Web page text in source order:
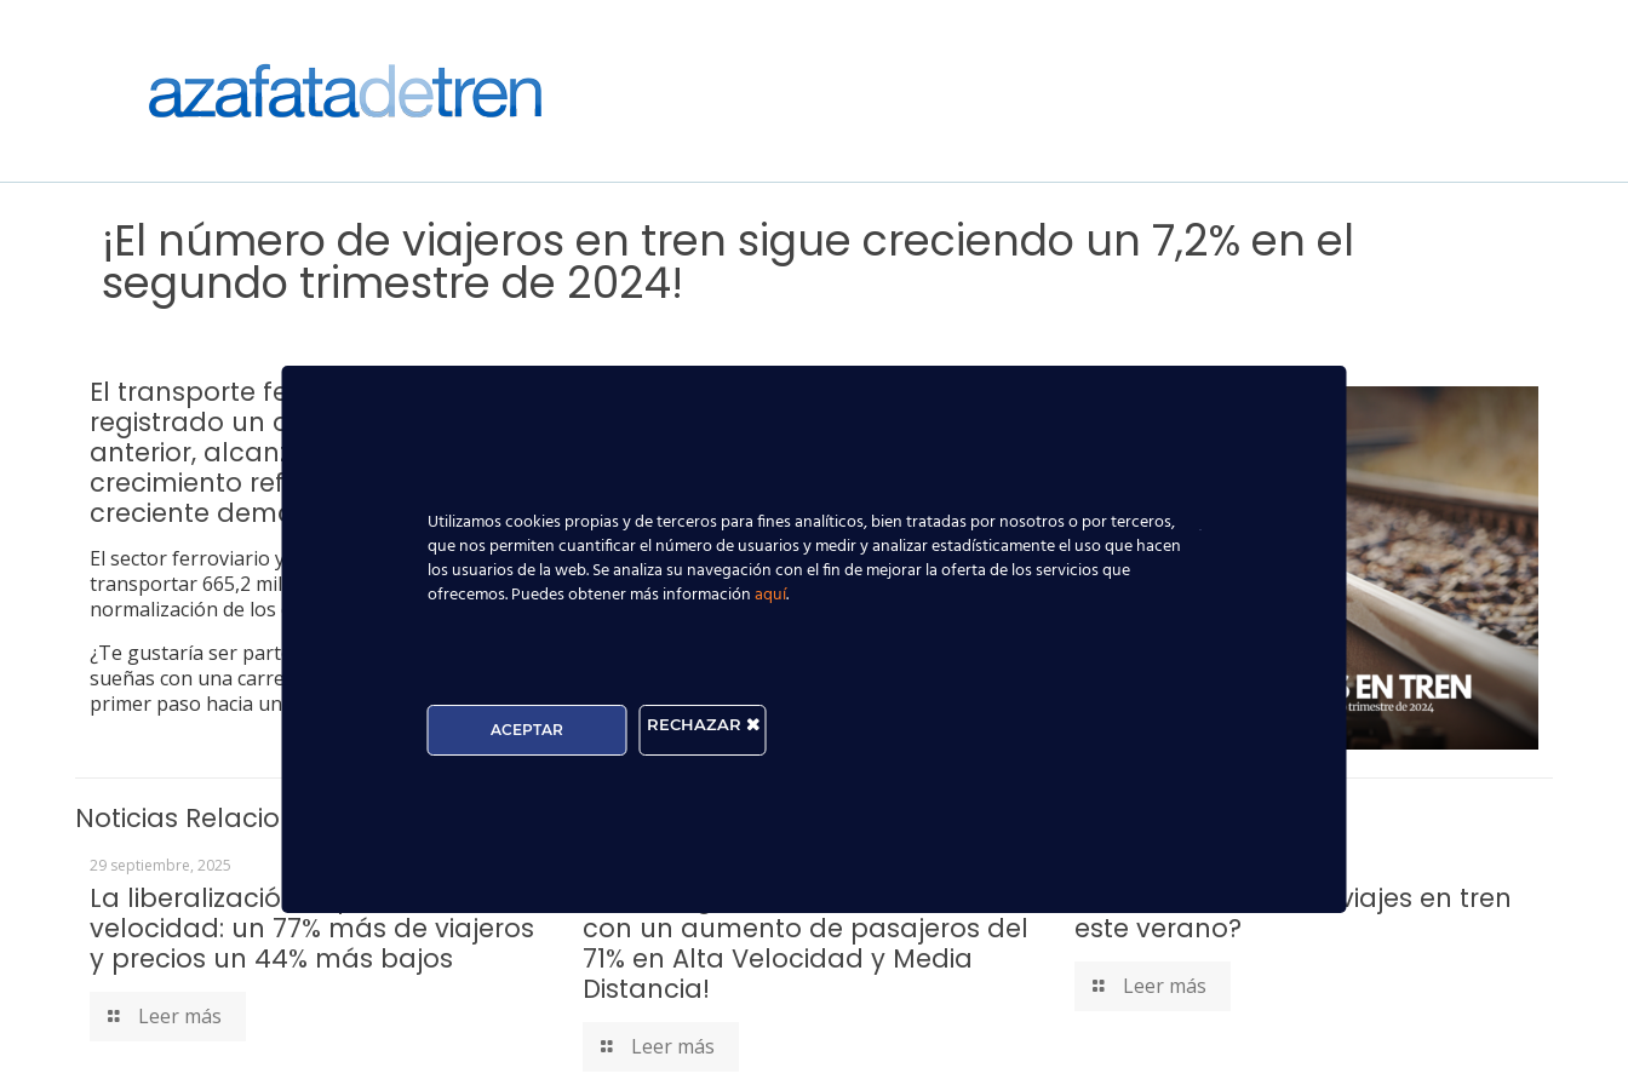
¡El número de viajeros en tren sigue creciendo un 7,2% en el
segundo trimestre de 2024!
El transporte ferroviario continúa en auge, y en el segundo trimestre de 2024 ha
registrado un aumento del 7,2% en comparación con el mismo periodo del año
anterior, alcanzando la impresionante cifra de
crecimiento refleja la confianza de los usuarios en este medio de transporte y la
creciente demanda de servicios eficientes y cómodos.
El sector ferroviario ya venía experimentando un gran impulso en 2023, cuando marcó unrécord históricoal
transportar 665,2 millones de pasajeros, un 20,2% más que el año anterior. Este incremento fue impulsado por la
normalización de los desplazamientos tras la pandemia y la incorporación de nuevos operadores de alta velocidad.
¿Te gustaría ser parte de este crecimiento y formar parte del equipo que hace posible el transporte ferroviario? Si
sueñas con una carrera como
primer paso hacia una profesión en constante expansión!
Noticias Relacionadas
29 septiembre, 2025
La liberalización impulsa la alta
velocidad: un 77% más de viajeros
y precios un 44% más bajos
Leer más
con un aumento de pasajeros del
71% en Alta Velocidad y Media
Distancia!
Leer más
¿Cómo han sido los viajes en tren
este verano?
Leer más
Utilizamos cookies propias y de terceros para fines analíticos, bien tratadas por nosotros o por terceros,
que nos permiten cuantificar el número de usuarios y medir y analizar estadísticamente el uso que hacen
los usuarios de la web. Se analiza su navegación con el fin de mejorar la oferta de los servicios que
ofrecemos. Puedes obtener más informaciónaquí.
ACEPTAR RECHAZAR